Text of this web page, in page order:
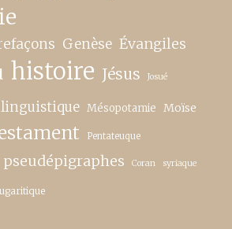
Genèse Évangiles
histoire Jésus Josué
linguistique Mésopotamie Moïse
Pentateuque
pseudépigraphes Coran syriaque